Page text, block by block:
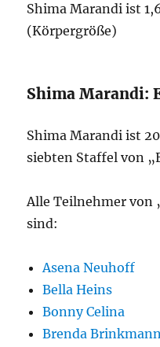
Shima Marandi ist
(Körpergröße)
Shima Marandi:
Shima Marandi ist
siebten Staffel von
Alle Teilnehmer von
sind:
Asena Neuhoff
Bella Heins
Bonny Celina
Brenda